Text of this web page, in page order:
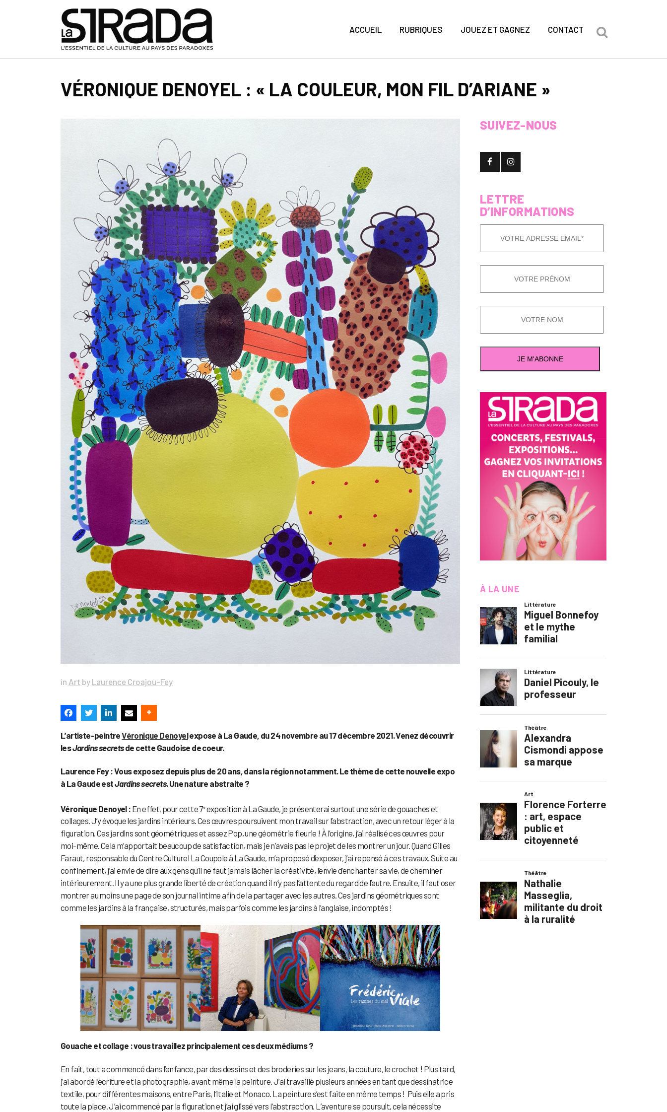
ACCUEIL RUBRIQUES JOUEZ ET GAGNEZ CONTACT
VÉRONIQUE DENOYEL : « LA COULEUR, MON FIL D’ARIANE »
in Art by Laurence Croajou-Fey
L’artiste-peintreVéronique Denoyelexpose à La Gaude, du 24 novembre au 17 décembre 2021. Venez découvrir
lesJardins secretsde cette Gaudoise de coeur.
Laurence Fey : Vous exposez depuis plus de 20 ans, dans la région notamment. Le thème de cette nouvelle expo
à La Gaude estJardins secrets. Une nature abstraite ?
Véronique Denoyel : En effet, pour cette 7eexposition à La Gaude, je présenterai surtout une série de gouaches et
collages. J’y évoque les jardins intérieurs. Ces œuvres poursuivent mon travail sur l’abstraction, avec un retour léger à la
figuration. Ces jardins sont géométriques et assez Pop, une géométrie fleurie ! À l’origine, j’ai réalisé ces œuvres pour
moi-même. Cela m’apportait beaucoup de satisfaction, mais je n’avais pas le projet de les montrer un jour. Quand Gilles
Faraut, responsable du Centre Culturel La Coupole à La Gaude, m’a proposé d’exposer, j’ai repensé à ces travaux. Suite au
confinement, j’ai envie de dire aux gens qu’il ne faut jamais lâcher la créativité, l’envie d’enchanter sa vie, de cheminer
intérieurement. Il y a une plus grande liberté de création quand il n’y pas l’attente du regard de l’autre. Ensuite, il faut oser
montrer au moins une page de son journal intime afin de la partager avec les autres. Ces jardins géométriques sont
comme les jardins à la française, structurés, mais parfois comme les jardins à l’anglaise, indomptés !
Gouache et collage : vous travaillez principalement ces deux médiums ?
En fait, tout a commencé dans l’enfance, par des dessins et des broderies sur les jeans, la couture, le crochet ! Plus tard,
j’ai abordé l’écriture et la photographie, avant même la peinture. J’ai travaillé plusieurs années en tant que dessinatrice
textile, pour différentes maisons, entre Paris, l’Italie et Monaco. La peinture s’est faite en même temps ! Puis elle a pris
toute la place. J’ai commencé par la figuration et j’ai glissé vers l’abstraction. L’aventure se poursuit, cela nécessite
SUIVEZ-NOUS
LETTRE
D’INFORMATIONS
À LA UNE